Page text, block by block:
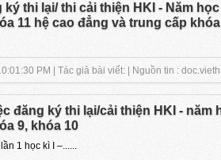
thi lại/ thi cải thiện HKI - Năm
11 hệ cao đẳng và trung cấp
PM | Tác giả bài viết: | Nguồn tin :
đăng ký thi lại/cải thiện HKI - năm
9, khóa 10
1 học kì I –......